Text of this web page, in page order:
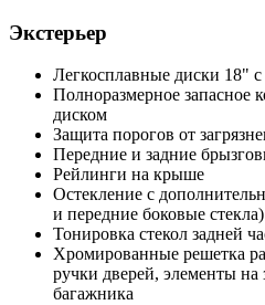
Экстерьер
Легкосплавные диски 18"
Полноразмерное запасное
диском
Защита порогов от
Передние и задние
Рейлинги на крыше
Остекление с
и передние боковые стекла)
Тонировка стекол задней
Хромированные решетка
ручки дверей, элементы на
багажника